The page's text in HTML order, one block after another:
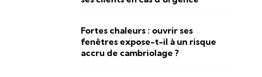
Fortes chaleurs : ouvrir ses
fenêtres expose-t-il à un risque
accru de cambriolage ?